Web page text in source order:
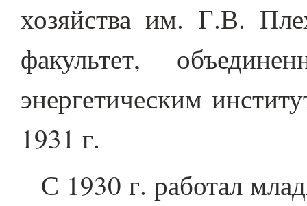
хозяйства им. Г.В.
факультет,
энергетическим
1931 г.
С 1930 г. работал